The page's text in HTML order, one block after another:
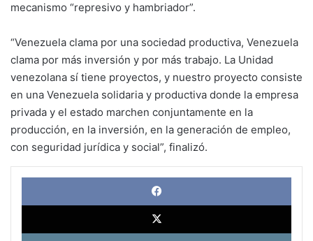
mecanismo “represivo y hambriador”.
“Venezuela clama por una sociedad productiva, Venezuela
clama por más inversión y por más trabajo. La Unidad
venezolana sí tiene proyectos, y nuestro proyecto consiste
en una Venezuela solidaria y productiva donde la empresa
privada y el estado marchen conjuntamente en la
producción, en la inversión, en la generación de empleo,
con seguridad jurídica y social”, finalizó.
X